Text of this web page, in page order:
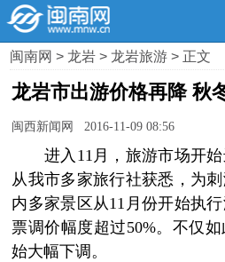
闽南网>龙岩>龙岩旅游> 正文
龙岩市出游价格再降 秋
闽西新闻网 2016-11-09 08:56
进入11月，旅游市场开始
从我市多家旅行社获悉，为
内多家景区从11月份开始执
票调价幅度超过50%。不仅
始大幅下调。